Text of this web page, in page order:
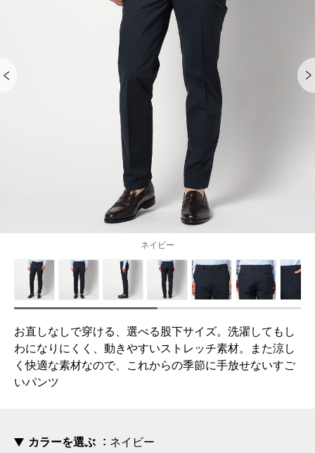
ネイビー
お直しなしで穿ける、選べる股下サイズ。洗濯してもし
わになりにくく、動きやすいストレッチ素材。また涼し
く快適な素材なので、これからの季節に手放せないすご
いパンツ
カラーを選ぶ ネイビー